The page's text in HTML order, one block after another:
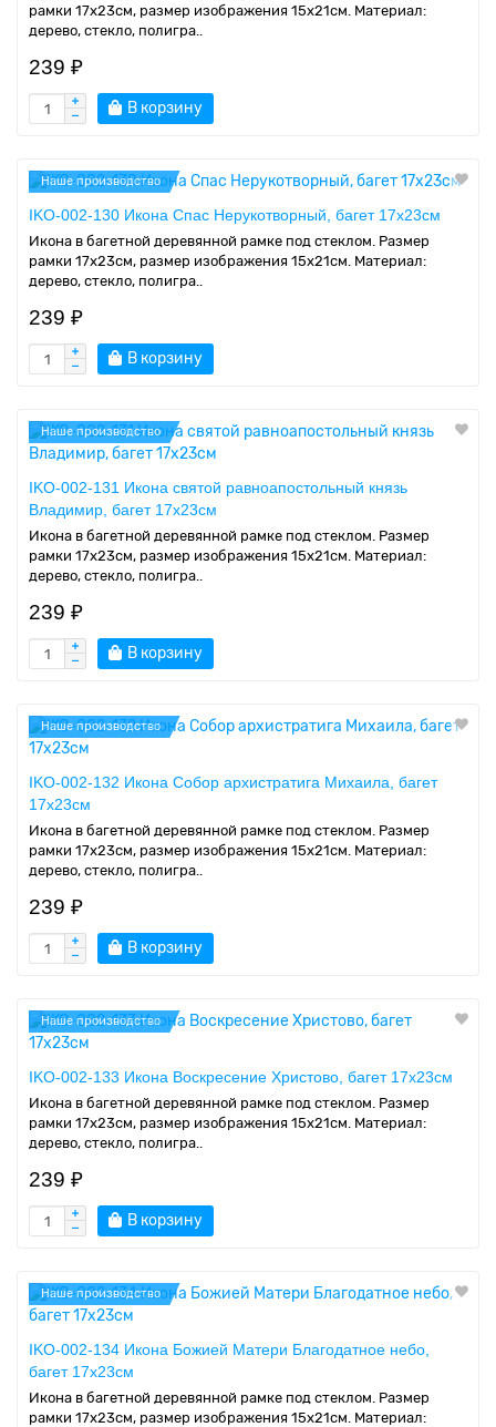
рамки 17x23см, размер изображения 15x21см. Материал:
дерево, стекло, полигра..
239 ₽
В корзину
Наше производство
IKO-002-130 Икона Спас Нерукотворный, багет 17х23см
Икона в багетной деревянной рамке под стеклом. Размер
рамки 17x23см, размер изображения 15x21см. Материал:
дерево, стекло, полигра..
239 ₽
В корзину
Наше производство
IKO-002-131 Икона святой равноапостольный князь
Владимир, багет 17х23см
Икона в багетной деревянной рамке под стеклом. Размер
рамки 17x23см, размер изображения 15x21см. Материал:
дерево, стекло, полигра..
239 ₽
В корзину
Наше производство
IKO-002-132 Икона Собор архистратига Михаила, багет
17х23см
Икона в багетной деревянной рамке под стеклом. Размер
рамки 17x23см, размер изображения 15x21см. Материал:
дерево, стекло, полигра..
239 ₽
В корзину
Наше производство
IKO-002-133 Икона Воскресение Христово, багет 17х23см
Икона в багетной деревянной рамке под стеклом. Размер
рамки 17x23см, размер изображения 15x21см. Материал:
дерево, стекло, полигра..
239 ₽
В корзину
Наше производство
IKO-002-134 Икона Божией Матери Благодатное небо,
багет 17х23см
Икона в багетной деревянной рамке под стеклом. Размер
рамки 17x23см, размер изображения 15x21см. Материал: